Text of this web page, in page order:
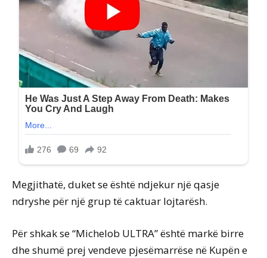
Megjithatë, duket se është ndjekur një qasje
ndryshe për një grup të caktuar lojtarësh.
Për shkak se “Michelob ULTRA” është markë birre
dhe shumë prej vendeve pjesëmarrëse në Kupën e